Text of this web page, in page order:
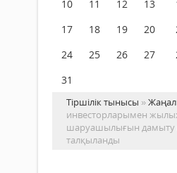
10
11 12 13
17
18 19 20
24
25 26 27
31
Тіршілік тынысы »
инвесторларымен
шаруашылығын дамыту
талқыланды